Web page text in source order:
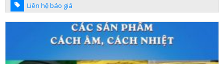
Liên hệ báo giá